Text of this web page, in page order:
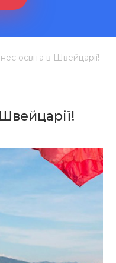
освіта в Швейцарії!